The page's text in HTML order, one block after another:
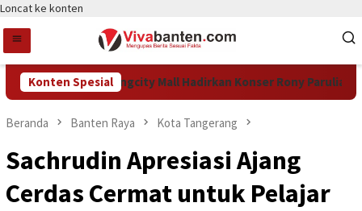
Loncat ke konten
Konten Spesial
HUT Ke-15, Tangcity Mall Hadirkan Konser Rony Parulian
Beranda Banten Raya Kota Tangerang
Sachrudin Apresiasi Ajang
Cerdas Cermat untuk Pelajar